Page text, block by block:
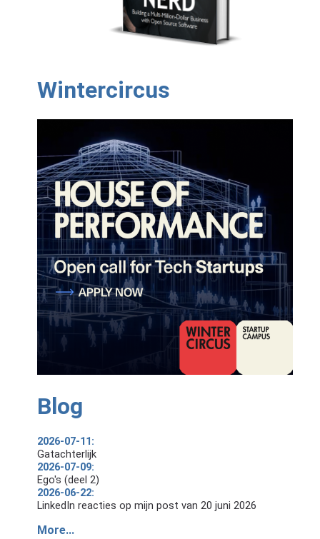
Wintercircus
Blog
2026-07-11:
Gatachterlijk
2026-07-09:
Ego's (deel 2)
2026-06-22:
LinkedIn reacties op mijn post van 20 juni 2026
More...